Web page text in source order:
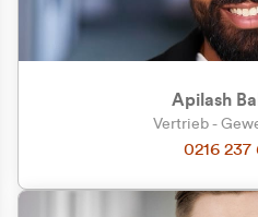
Zu welcher
Apilash
Vertrieb -
0216 237